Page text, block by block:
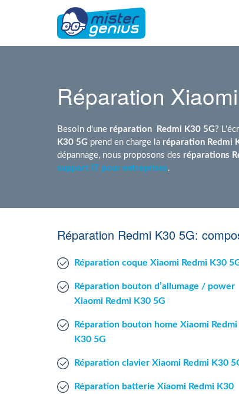
Réparation
Besoin d'une réparation Redmi K30 5G?
K30 5G prend en charge la réparation Redmi
dépannage, nous proposons des réparations
support IT pour entreprises.
Réparation Redmi K30 5G:
Réparation coque Xiaomi Redmi K30
Réparation bouton d’allumage / power
Xiaomi Redmi K30 5G
Réparation bouton home Xiaomi Redmi
K30 5G
Réparation clavier Xiaomi Redmi K30
Réparation batterie Xiaomi Redmi K30